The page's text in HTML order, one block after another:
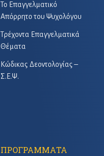
Το Επαγγελματικό
Απόρρητο του Ψυχολόγου
Τρέχοντα Επαγγελματικά
Θέματα
Κώδικας Δεοντολογίας –
Σ.Ε.Ψ.
ΠΡΟΓΡΑΜΜΑΤΑ